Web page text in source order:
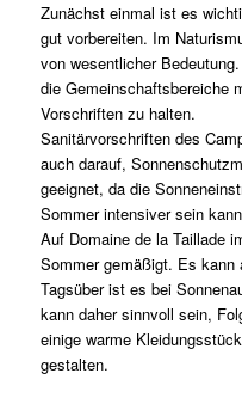
Zunächst einmal ist es
gut vorbereiten. Im
von wesentlicher
die Gemeinschaftsbereiche
Vorschriften zu halten.
Sanitärvorschriften des
auch darauf,
geeignet, da die
Sommer intensiver sein
Auf Domaine de la Taillade
Sommer gemäßigt. Es kann
Tagsüber ist es bei
kann daher sinnvoll sein,
einige warme
gestalten.